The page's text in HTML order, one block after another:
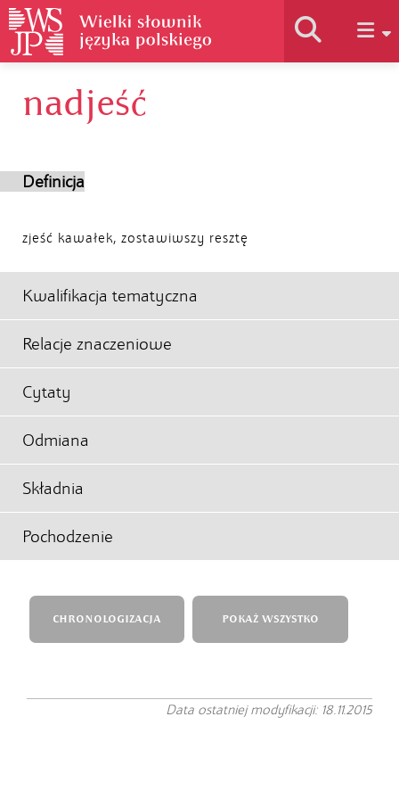
Historia słownika
nadjeść
Definicja
zjeść kawałek, zostawiwszy resztę
Kwalifikacja tematyczna
Relacje znaczeniowe
Cytaty
Odmiana
Składnia
Pochodzenie
CHRONOLOGIZACJA POKAŻ WSZYSTKO
Data ostatniej modyfikacji: 18.11.2015